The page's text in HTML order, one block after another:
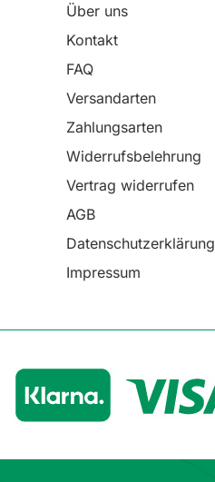
Über uns
Kontakt
FAQ
Versandarten
Zahlungsarten
Widerrufsbelehrung
Vertrag widerrufen
AGB
Datenschutzerklärung
Impressum